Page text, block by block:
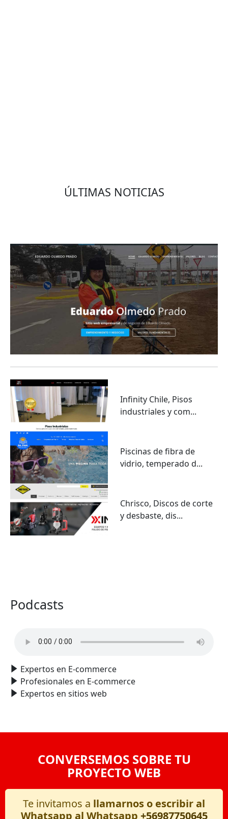
ÚLTIMAS NOTICIAS
Infinity Chile, Pisos
industriales y com...
Piscinas de fibra de
vidrio, temperado d...
Chrisco, Discos de corte
y desbaste, dis...
Podcasts
Expertos en E-commerce
Profesionales en E-commerce
Expertos en sitios web
CONVERSEMOS SOBRE TU
PROYECTO WEB
Te invitamos a llamarnos o escribir al
Whatsapp al Whatsapp +56987750645